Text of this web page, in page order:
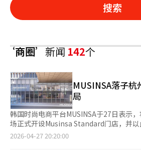
搜索
‘商圈’新闻142个
MUSINSA落子杭
局
韩国时尚电商平台MUSINSA于27日表示
场正式开设Musinsa Standard门店，并
场的线下布局。 这是MUSINSA继上海之后在中国拓展的又一重要
2026-04-27 20:20:00